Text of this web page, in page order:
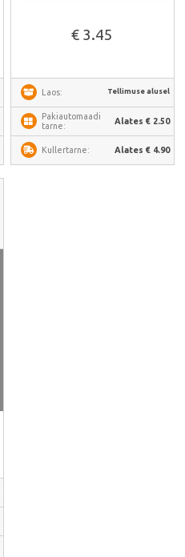
€ 3.45
Laos: Tellimuse alusel
Pakiautomaadi
tarne:
Alates € 2.50
Kullertarne: Alates € 4.90